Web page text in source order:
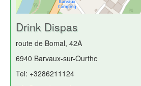
Drink Dispas
route de Bomal, 42A
6940 Barvaux-sur-Ourthe
Tel: +3286211124